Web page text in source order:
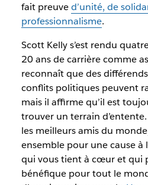
fait preuved’unité, de
professionnalisme.
Scott Kelly s’est rendu
20 ans de carrière comme
reconnaît que des
conflits politiques peuvent
mais il affirme qu’il est
trouver un terrain
les meilleurs amis du
ensemble pour une cause à
qui vous tient à cœur et qui
bénéfique pour tout le